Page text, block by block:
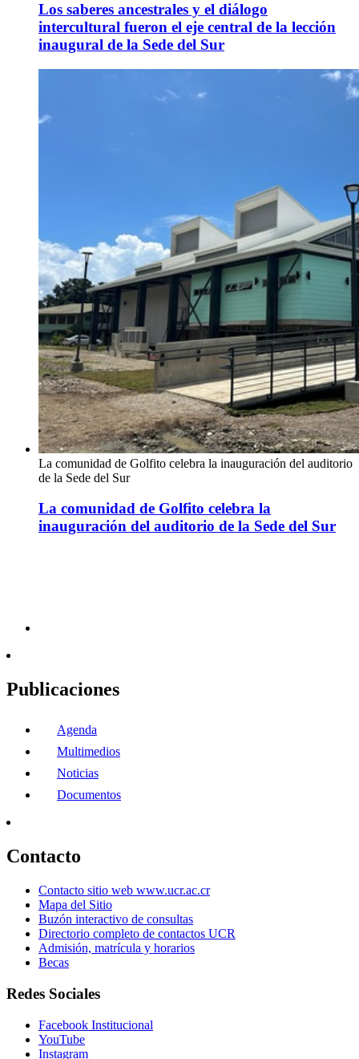
Los saberes ancestrales y el diálogo
intercultural fueron el eje central de la lección
inaugural de la Sede del Sur
La comunidad de Golfito celebra la inauguración del auditorio
de la Sede del Sur
La comunidad de Golfito celebra la
inauguración del auditorio de la Sede del Sur
Publicaciones
Agenda
Multimedios
Noticias
Documentos
Contacto
Contacto sitio web www.ucr.ac.cr
Mapa del Sitio
Buzón interactivo de consultas
Directorio completo de contactos UCR
Admisión, matrícula y horarios
Becas
Redes Sociales
Facebook Institucional
YouTube
Instagram